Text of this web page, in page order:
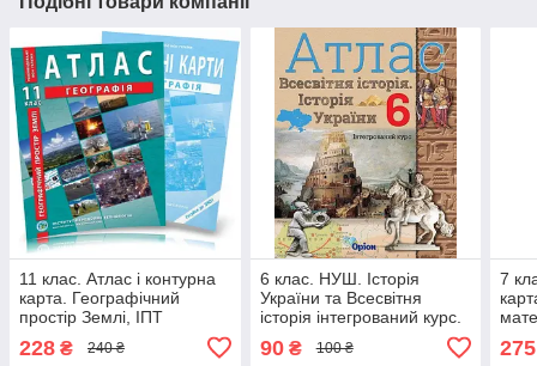
11 клас. Атлас і контурна
карта. Географічний
простір Землі, ІПТ
228 ₴ 240 ₴
6 клас. НУШ. Історія
України та Всесвітня
історія інтегрований курс.
Атлас (2023) (Щупак І.Я.),
Оріон
90₴ 100 ₴
7
275